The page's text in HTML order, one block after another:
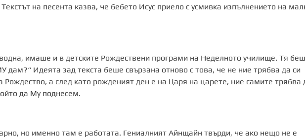
на песента казва, че бебето Исус приело с усмивка изпълнението на
имаше и в детските Рождествени програми на Неделното училище. Тя
дам?“ Идеята зад текста беше свързана отново с това, че не ние трябва да си
а след като рожденият ден е на Царя на царете, ние самите трябва
да Му поднесем.
но именно там е работата. Гениалният Айнщайн твърди, че ако нещо не е